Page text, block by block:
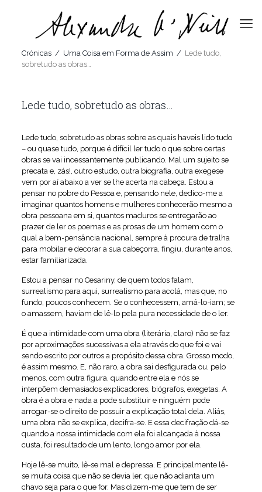
Crónicas/ Uma Coisa em Forma de Assim / Lede tudo,
sobretudo as obras…
Lede tudo, sobretudo as obras…
Lede tudo, sobretudo as obras sobre as quais haveis lido tudo
– ou quase tudo, porque é difícil ler tudo o que sobre certas
obras se vai incessantemente publicando. Mal um sujeito se
precata e, zás!, outro estudo, outra biografia, outra exegese
vem por aí abaixo a ver se lhe acerta na cabeça. Estou a
pensar no pobre do Pessoa e, pensando nele, dedico-me a
imaginar quantos homens e mulheres conhecerão mesmo a
obra pessoana em si, quantos maduros se entregarão ao
prazer de ler os poemas e as prosas de um homem com o
qual a bem-pensância nacional, sempre à procura de tralha
para mobilar e decorar a sua cabeçorra, fingiu, durante anos,
estar familiarizada.
Estou a pensar no Cesariny, de quem todos falam,
surrealismo para aqui, surrealismo para acolá, mas que, no
fundo, poucos conhecem. Se o conhecessem, amá-lo-iam; se
o amassem, haviam de lê-lo pela pura necessidade de o ler.
É que a intimidade com uma obra (literária, claro) não se faz
por aproximações sucessivas a ela através do que foi e vai
sendo escrito por outros a propósito dessa obra. Grosso modo,
é assim mesmo. E, não raro, a obra sai desfigurada ou, pelo
menos, com outra figura, quando entre ela e nós se
interpõem demasiados explicadores, biógrafos, exegetas. A
obra é a obra e nada a pode substituir e ninguém pode
arrogar-se o direito de possuir a explicação total dela. Aliás,
uma obra não se explica, decifra-se. E essa decifração dá-se
quando a nossa intimidade com ela foi alcançada à nossa
custa, foi resultado de um lento, longo amor por ela.
Hoje lê-se muito, lê-se mal e depressa. E principalmente lê-
se muita coisa que não se devia ler, que não adianta um
chavo seja para o que for. Mas dizem-me que tem de ser